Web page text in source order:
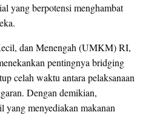
yang berpotensi menghambat
dan Menengah (UMKM) RI,
pentingnya bridging
celah waktu antara pelaksanaan
Dengan demikian,
yang menyediakan makanan